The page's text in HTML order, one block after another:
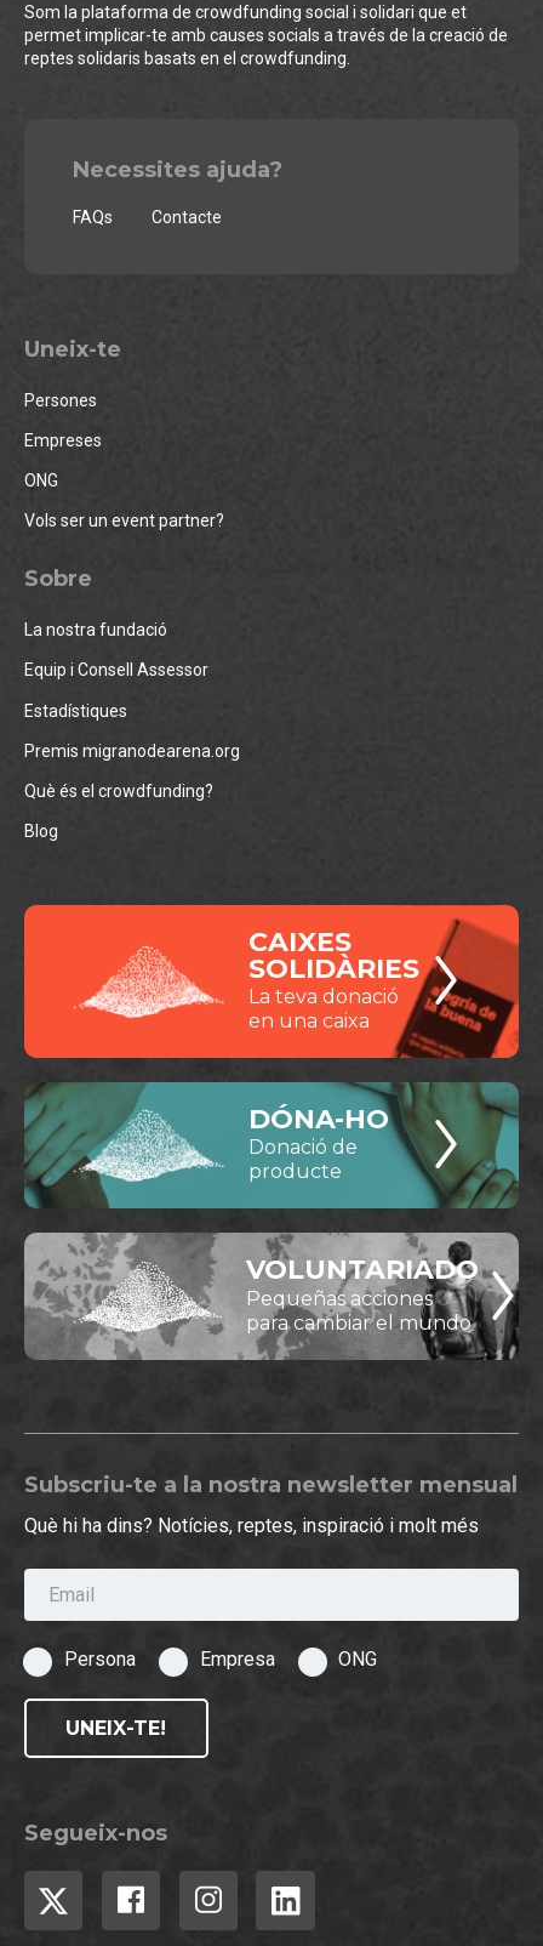
Som la plataforma de crowdfunding social i solidari que et
permet implicar-te amb causes socials a través de la creació de
reptes solidaris basats en el crowdfunding.
Necessites ajuda?
FAQs Contacte
Uneix-te
Persones
Empreses
ONG
Vols ser un event partner?
Sobre
La nostra fundació
Equip i Consell Assessor
Estadístiques
Premis migranodearena.org
Què és el crowdfunding?
Blog
CAIXES
SOLIDÀRIES
La teva donació
en una caixa
DÓNA-HO
Donació de
producte
VOLUNTARIADO
Pequeñas acciones
para cambiar el mundo
Subscriu-te a la nostra newsletter mensual
Què hi ha dins? Notícies, reptes, inspiració i molt més
Email
Persona Empresa ONG
UNEIX-TE!
Segueix-nos